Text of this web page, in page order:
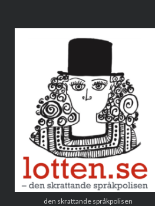
den skrattande språkpolisen